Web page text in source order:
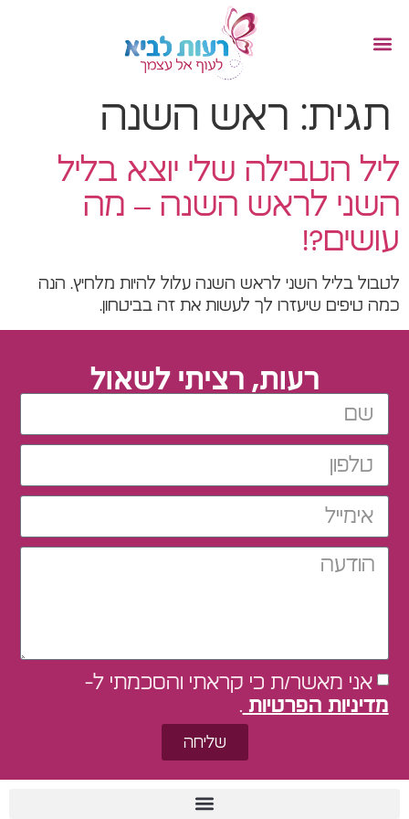
תגית: ראש השנה
ליל הטבילה שלי יוצא בליל
השני לראש השנה – מה
עושים?!
לטבול בליל השני לראש השנה עלול להיות מלחיץ. הנה
כמה טיפים שיעזרו לך לעשות את זה בביטחון.
רעות, רציתי לשאול
אני מאשר/ת כי קראתי והסכמתי ל-
מדיניות הפרטיות .
שליחה